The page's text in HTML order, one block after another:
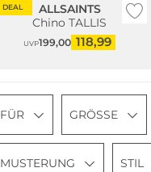
DEAL
ALLSAINTS
Chino TALLIS
UVP199,00 118,99
FÜR GRÖSSE
MUSTERUNG STIL